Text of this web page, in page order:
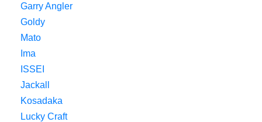
Garry Angler
Goldy
Mato
Ima
ISSEI
Jackall
Kosadaka
Lucky Craft